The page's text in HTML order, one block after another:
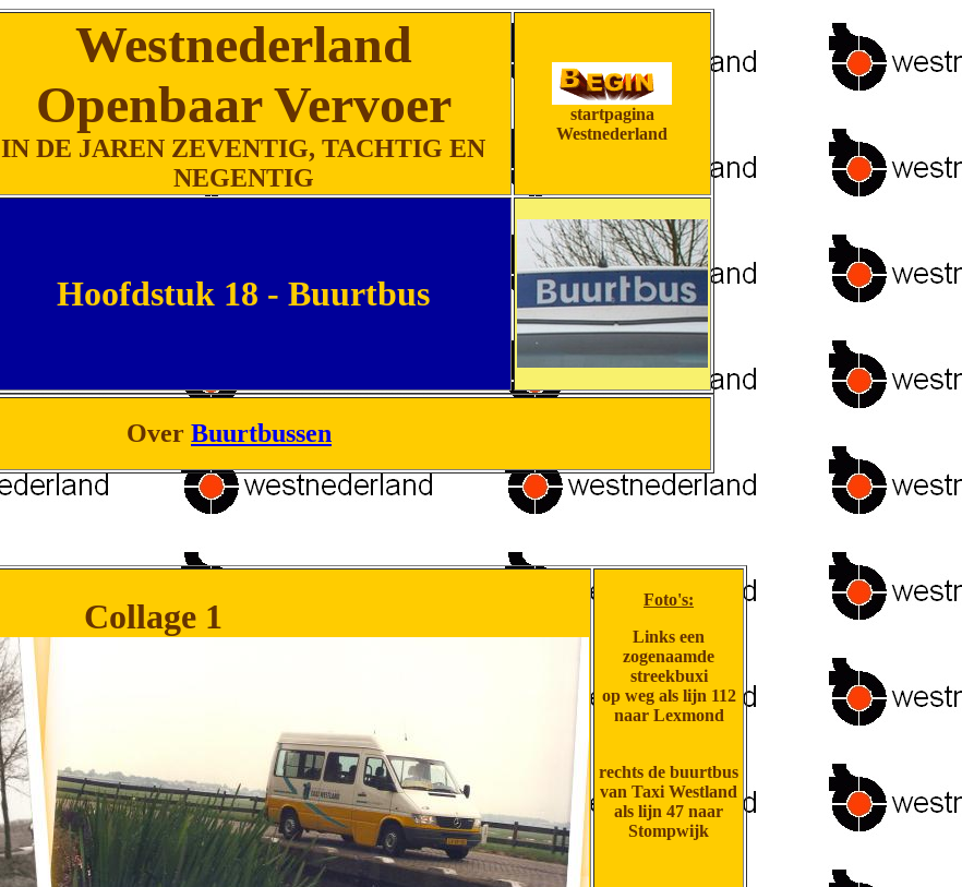
Westnederland
Openbaar Vervoer
IN DE JAREN ZEVENTIG, TACHTIG EN
NEGENTIG
startpagina
Westnederland
Hoofdstuk 18 - Buurtbus
Over Buurtbussen
Collage 1
Foto's:
Links een
zogenaamde
streekbuxi
op weg als lijn 112
naar Lexmond
rechts de buurtbus
van Taxi Westland
als lijn 47 naar
Stompwijk